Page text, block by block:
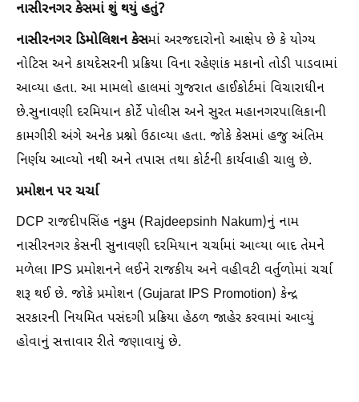
નાસીરનગર કેસમાં શું થયું હતું?
નાસીરનગર ડિમોલિશન કેસમાં અરજદારોનો આક્ષેપ છે કે યોગ્ય
નોટિસ અને કાયદેસરની પ્રક્રિયા વિના રહેણાંક મકાનો તોડી પાડવામાં
આવ્યા હતા. આ મામલો હાલમાં ગુજરાત હાઈકોર્ટમાં વિચારાધીન
છે.સુનાવણી દરમિયાન કોર્ટે પોલીસ અને સુરત મહાનગરપાલિકાની
કામગીરી અંગે અનેક પ્રશ્નો ઉઠાવ્યા હતા. જોકે કેસમાં હજુ અંતિમ
નિર્ણય આવ્યો નથી અને તપાસ તથા કોર્ટની કાર્યવાહી ચાલુ છે.
પ્રમોશન પર ચર્ચા
DCP રાજદીપસિંહ નકુમ (Rajdeepsinh Nakum)નું નામ
નાસીરનગર કેસની સુનાવણી દરમિયાન ચર્ચામાં આવ્યા બાદ તેમને
મળેલા IPS પ્રમોશનને લઈને રાજકીય અને વહીવટી વર્તુળોમાં ચર્ચા
શરૂ થઈ છે. જોકે પ્રમોશન (Gujarat IPS Promotion) કેન્દ્ર
સરકારની નિયમિત પસંદગી પ્રક્રિયા હેઠળ જાહેર કરવામાં આવ્યું
હોવાનું સત્તાવાર રીતે જણાવાયું છે.